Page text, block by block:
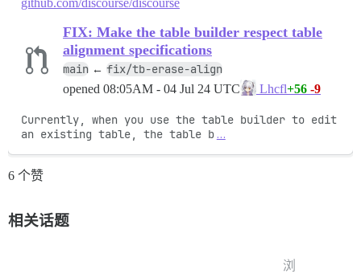
github.com/discourse/discourse
FIX: Make the table builder respect table
alignment specifications
main ← fix/tb-erase-align
opened 08:05AM - 04 Jul 24 UTC Lhcfl+56 -9
Currently, when you use the table builder to edit
an existing table, the table b …
6 个赞
相关话题
浏